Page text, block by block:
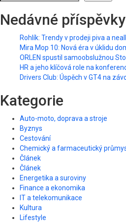
Nedávné příspěvky
Rohlík: Trendy v prodeji piva a
Mira Mop 10: Nová éra v úklidu
ORLEN spustil samoobslužnou
HR a jeho klíčová role na
Drivers Club: Úspěch v GT4 na
Kategorie
Auto-moto, doprava a stroje
Byznys
Cestování
Chemický a farmaceutický
Článek
Článek
Energetika a suroviny
Finance a ekonomika
IT a telekomunikace
Kultura
Lifestyle